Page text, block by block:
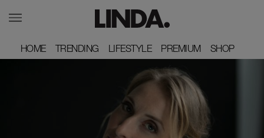
HOME
HOME TRENDING
TRENDING LIFESTYLE
LIFESTYLE PREMIUM
PREMIUM SHOP
SHOP